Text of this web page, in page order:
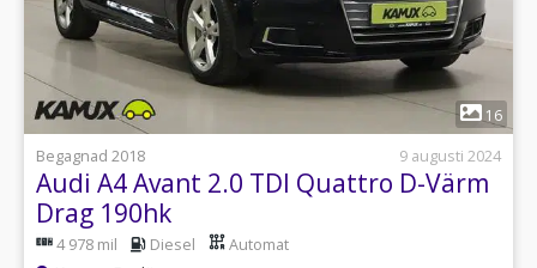
1
16
Begagnad 2018
9 augusti 2024
Audi A4 Avant 2.0 TDI Quattro D-Värm
Drag 190hk
4 978 mil Diesel Automat